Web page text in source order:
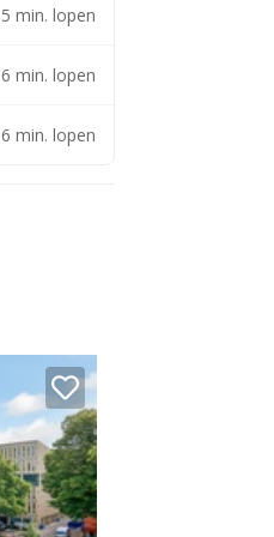
5 min. lopen
6 min. lopen
6 min. lopen